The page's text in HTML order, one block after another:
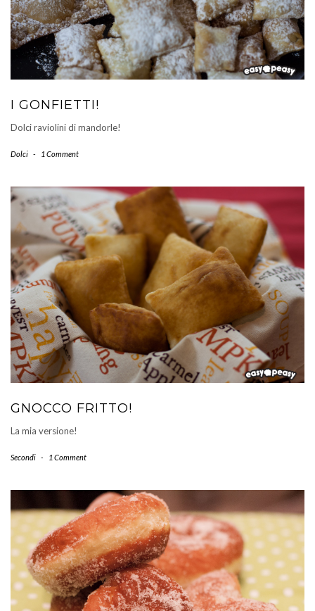
I GONFIETTI!
Dolci raviolini di mandorle!
Dolci - 1 Comment
GNOCCO FRITTO!
La mia versione!
Secondi - 1 Comment